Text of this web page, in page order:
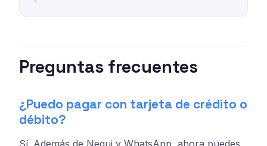
Preguntas frecuentes
¿Puedo pagar con tarjeta de crédito o
débito?
Sí. Además de Nequi y WhatsApp, ahora puedes